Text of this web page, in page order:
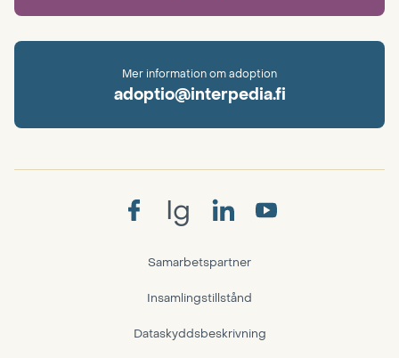
Mer information om adoption
adoptio@interpedia.fi
Ig
Samarbetspartner
Insamlingstillstånd
Dataskyddsbeskrivning